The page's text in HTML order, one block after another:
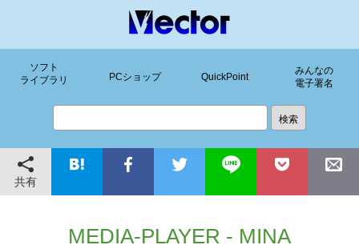
ソフト
ライブラリ
PCショップ QuickPoint
みんなの
電子署名
共有
MEDIA-PLAYER - MINA